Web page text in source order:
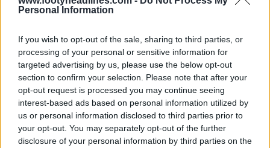
Personal Information
If you wish to opt-out of the sale, sharing to third parties, or
processing of your personal or sensitive information for
targeted advertising by us, please use the below opt-out
section to confirm your selection. Please note that after your
opt-out request is processed you may continue seeing
interest-based ads based on personal information utilized by
us or personal information disclosed to third parties prior to
your opt-out. You may separately opt-out of the further
disclosure of your personal information by third parties on the